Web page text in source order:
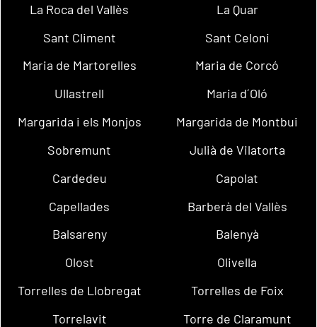
La Roca del Vallès
La Quar
Sant Climent
Sant Celoni
Maria de Martorelles
Maria de Corcó
Ullastrell
Maria d´Oló
Margarida i els Monjos
Margarida de Montbui
Sobremunt
Julià de Vilatorta
Cardedeu
Capolat
Capellades
Barberà del Vallès
Balsareny
Balenyà
Olost
Olivella
Torrelles de Llobregat
Torrelles de Foix
Torrelavit
Torre de Claramunt